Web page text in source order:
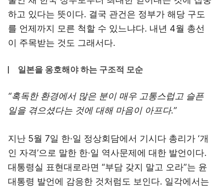
하고 있다는 뜻이다. 결국 관건은 정부가 해당 구도
를 언제까지 모른 척할 수 있느냐다. 내년 4월 총선
이 주목받는 것도 그래서다.
일본을 옹호해야 하는 구조적 모순
“혹독한 환경에서 많은 분이 매우 고통스럽고 슬픈
일을 겪으셨다는 것에 대해 마음이 아프다.”
지난 5월 7일 한·일 정상회담에서 기시다 총리가 ‘개
인 자격’으로 말한 한·일 역사문제에 대한 발언이다.
대통령실 표현대로라면 “부담 갖지 말고 오라”는 윤
대통령 발언에 감응한 것처럼도 보인다. 일각에서는